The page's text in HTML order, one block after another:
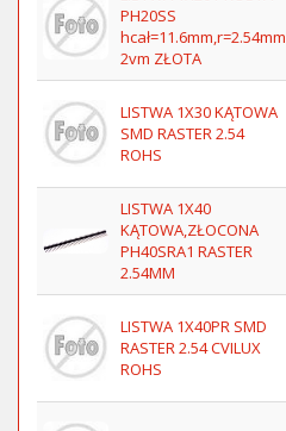
PH20SS
hcał=11.6mm,r=2.54mm
2vm ZŁOTA
LISTWA 1X30 KĄTOWA
SMD RASTER 2.54
ROHS
LISTWA 1X40
KĄTOWA,ZŁOCONA
PH40SRA1 RASTER
2.54MM
LISTWA 1X40PR SMD
RASTER 2.54 CVILUX
ROHS